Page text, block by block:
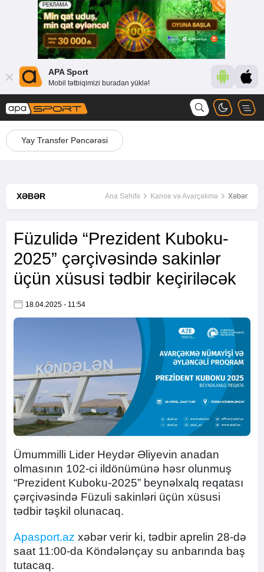
APA Sport
Mobil tətbiqimizi buradan yüklə!
Yay Transfer Pəncərəsi
XƏBƏR Ana Səhifə Kanoe və Avarçəkmə Xəbər
Füzulidə “Prezident Kuboku-
2025” çərçivəsində sakinlər
üçün xüsusi tədbir keçiriləcək
18.04.2025 - 11:54
Ümummilli Lider Heydər Əliyevin anadan
olmasının 102-ci ildönümünə həsr olunmuş
“Prezident Kuboku-2025” beynəlxalq reqatası
çərçivəsində Füzuli sakinləri üçün xüsusi
tədbir təşkil olunacaq.
Apasport.az xəbər verir ki, tədbir aprelin 28-də
saat 11:00-da Köndələnçay su anbarında baş
tutacaq.